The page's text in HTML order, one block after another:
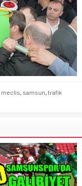
meclis, samsun, trafik